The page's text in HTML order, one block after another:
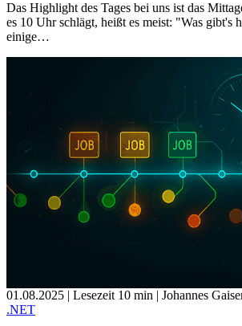
Das Highlight des Tages bei uns ist das
es 10 Uhr schlägt, heißt es meist: "Was gibt's
einige…
01.08.2025 | Lesezeit 10 min | Johannes
.NET